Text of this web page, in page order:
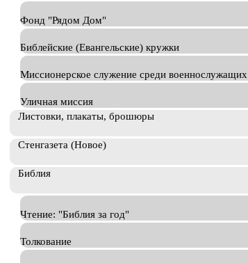
Фонд "Рядом Дом"
Библейские (Евангельские) кружки
Миссионерское служение среди военнослужащих
Уличная миссия
Листовки, плакаты, брошюры
Стенгазета (Новое)
Библия
Чтение: "Библия за год"
Толкование